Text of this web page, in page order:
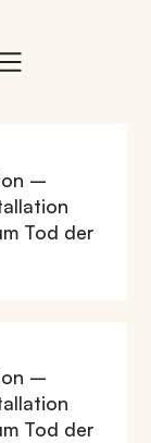
–
Tod der
–
Tod der